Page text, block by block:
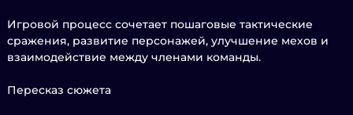
Игровой процесс сочетает пошаговые тактические
сражения, развитие персонажей, улучшение мехов и
взаимодействие между членами команды.
Пересказ сюжета